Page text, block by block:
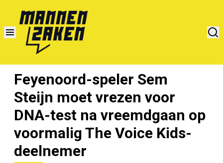
Feyenoord-speler Sem
Steijn moet vrezen voor
DNA-test na vreemdgaan op
voormalig The Voice Kids-
deelnemer